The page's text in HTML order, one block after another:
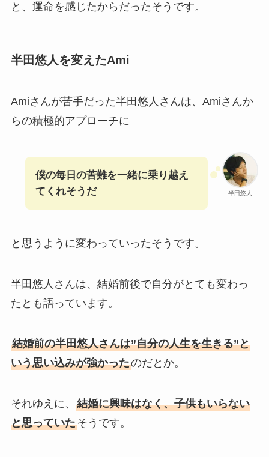
と、運命を感じたからだったそうです。
半田悠人を変えたAmi
Amiさんが苦手だった半田悠人さんは、Amiさんか
らの積極的アプローチに
半田悠人
僕の毎日の苦難を一緒に乗り越え
てくれそうだ
と思うように変わっていったそうです。
半田悠人さんは、結婚前後で自分がとても変わっ
たとも語っています。
結婚前の半田悠人さんは”自分の人生を生きる”と
いう思い込みが強かったのだとか。
それゆえに、 結婚に興味はなく、子供もいらない
と思っていたそうです。